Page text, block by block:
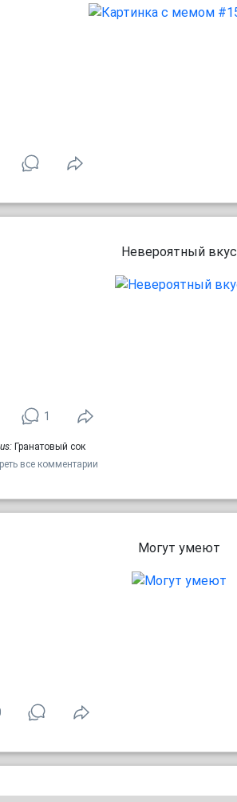
Невероятный вкус
1
Гранатовый сок
все комментарии
Могут умеют